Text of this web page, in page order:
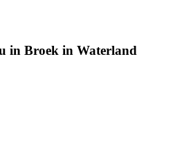
in Broek in Waterland